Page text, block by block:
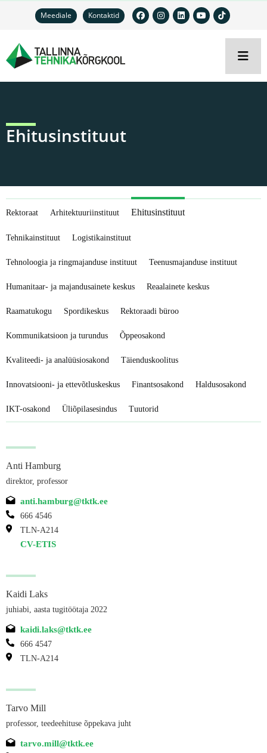
Meediale Kontaktid
Ehitusinstituut
Rektoraat Arhitektuuriinstituut Ehitusinstituut
Tehnikainstituut Logistikainstituut
Tehnoloogia ja ringmajanduse instituut Teenusmajanduse instituut
Humanitaar- ja majandusainete keskus Reaalainete keskus
Raamatukogu Spordikeskus Rektoraadi büroo
Kommunikatsioon ja turundus Õppeosakond
Kvaliteedi- ja analüüsiosakond Täienduskoolitus
Innovatsiooni- ja ettevõtluskeskus Finantsosakond Haldusosakond
IKT-osakond Üliõpilasesindus Tuutorid
Anti Hamburg
direktor, professor
anti.hamburg@tktk.ee
666 4546
TLN-A214
CV-ETIS
Kaidi Laks
juhiabi, aasta tugitöötaja 2022
kaidi.laks@tktk.ee
666 4547
TLN-A214
Tarvo Mill
professor, teedeehituse õppekava juht
tarvo.mill@tktk.ee